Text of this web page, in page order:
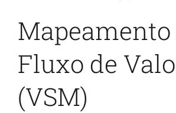
Mapeamento
Fluxo de
(VSM)